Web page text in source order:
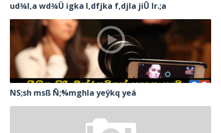
ud¾I,a wd¾Ü igka l,dfjka f,djla jiÛ lr.;a
NS;sh msß Ñ;%mghla yeÿkq yeá